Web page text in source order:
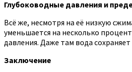
Глубоководные давления и
Всё же, несмотря на её низкую
уменьшается на несколько
давления. Даже там вода
Заключение